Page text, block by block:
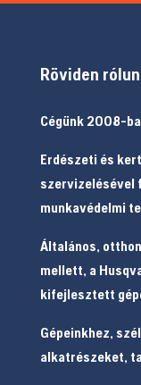
Röviden
Cégünk 2008-
Erdészeti és
szervizelésével
munkavédelmi
Általános,
mellett, a
kifejlesztett
Gépeinkhez,
alkatrészeket,